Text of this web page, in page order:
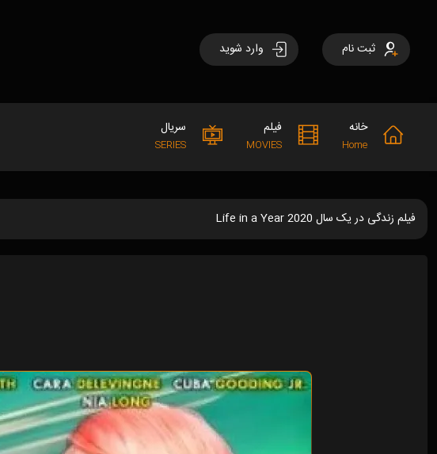
ثبت نام وارد شوید
خانه
Home
فیلم
MOVIES
سریال
SERIES
فیلم زندگی در یک سال Life in a Year 2020